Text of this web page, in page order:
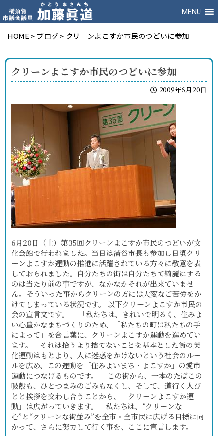
MENU
HOME > ブログ> クリーンよこすか市民のつどいに参加
クリーンよこすか市民のつどいに参加
2009年6月20日
6月20日（土）第35回クリーンよこすか市民のつどいが文
化会館で行われました。当日は蒲谷市長も参加し日頃クリ
ーンよこすか運動の推進に活躍されている方々に敬意を表
しておられました。自分たちの街は自分たちで綺麗にする
のは当たり前の事ですが、なかなかそれが出来ていませ
ん。そういった事からクリーンの方には大変なご苦労をか
けてしまっている状況です。 以下クリーンよこすか市民の
会の宣言文です。 「私たちは、きれいで明るく、住みよ
い心豊かなまちづくりのため、「私たちの町は私たちの手
によって」を合言葉に、クリーンよこすか運動を進めてい
ます。 それは拾うより捨てないことを基本とした街の美
化運動はもとより、人に迷惑をかけないという社会のルー
ルを広め、この運動を「住みよいまち・よこすか」の愛市
運動につなげるものです。 この街から、一本のたばこの
吸殻も、ひとつまみのごみもなくし、そして、道行く人び
とと挨拶を交わし合うことから、「クリーンよこすか運
動」は広がっていきます。 私たちは、“クリーンな
心”と“クリーンな街並み”を全市・全市民に広げる目標に向
かって、さらに努力して行く事を、ここに宣言します。